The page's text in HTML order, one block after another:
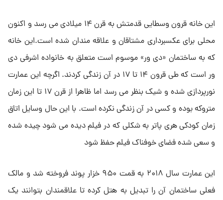
این خانه قرون وسطایی قدمتش به قرن ۱۴ میلادی می رسد و اکنون
محلی برای عکسبرداری مشتاقان و علاقه مندان شده است.این خانه
که به ساختمان «دی ور» موسوم است متعلق به خانواده اشرفی دی
ور است که طی قرون ۱۴ تا ۱۷ در آن زندگی کردند. اگرچه این عمارت
نورپردازی شده و شیک بنظر می رسد اما ظاهرا از قرن ۱۷ تا این زمان
متروکه بوده و کسی در آن زندگی نکرده است. با این حال وسایل اتاق
زمان کودکی هری پاتر به شکلی که در فیلم دیده می شود چیده شده
و سعی شده فضای خوفناک فیلم حفظ شود
این عمارت سال ۲۰۱۸ به قمت ۹۵۰ خزار پوند فروخته شد و مالک
فعلی ساختمان آن را تبدیل به هتل کرده تا علاقمندان بتوانند یک